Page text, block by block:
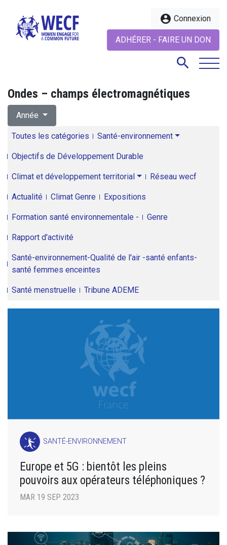
account_circle Connexion
ADHÉRER - FAIRE UN DON
search
Ondes – champs électromagnétiques
Année
Toutes les catégories Santé-environnement
Objectifs de Développement Durable
Climat et développement territorial Réseau wecf
Actualité Climat Genre Expositions
Formation santé environnementale - Genre
Rapport d'activité
Santé-environnement-Qualité de l'air -santé enfants-
santé femmes enceintes
Santé menstruelle Tribune ADEME
SANTÉ-ENVIRONNEMENT
Europe et 5G : bientôt les pleins
pouvoirs aux opérateurs téléphoniques ?
MAR 19 SEP 2023